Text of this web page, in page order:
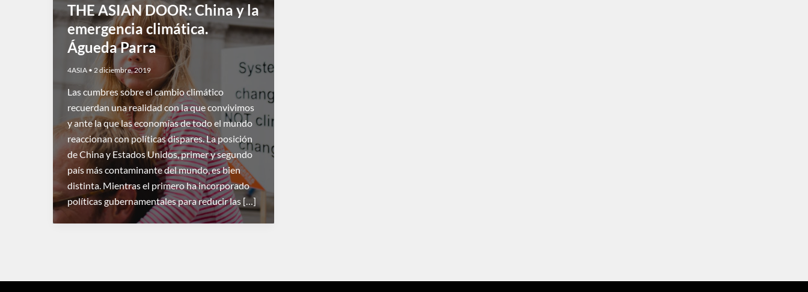
THE ASIAN DOOR: China y la
emergencia climática.
Águeda Parra
4ASIA • 2 diciembre, 2019
Las cumbres sobre el cambio climático
recuerdan una realidad con la que convivimos
y ante la que las economías de todo el mundo
reaccionan con políticas dispares. La posición
de China y Estados Unidos, primer y segundo
país más contaminante del mundo, es bien
distinta. Mientras el primero ha incorporado
políticas gubernamentales para reducir las […]